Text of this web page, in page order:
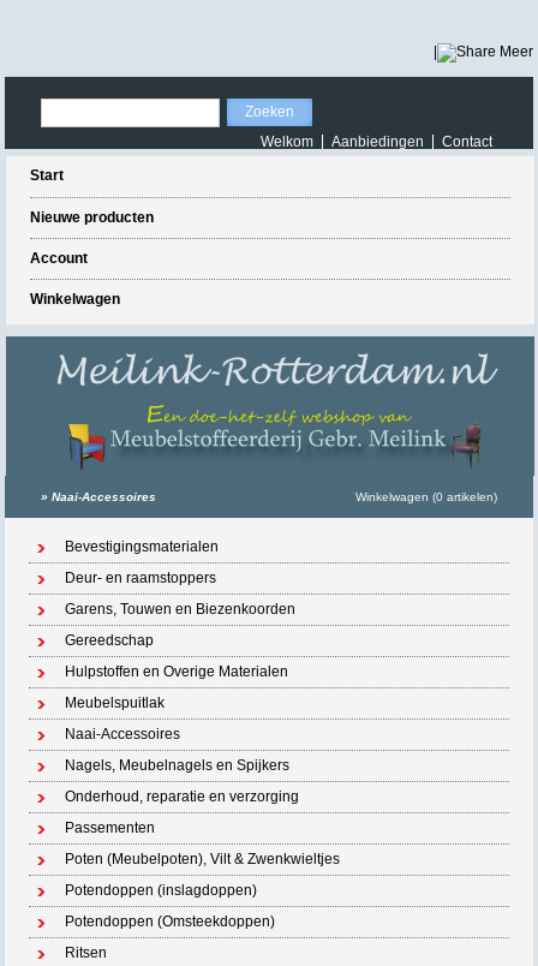
Meer
Welkom Aanbiedingen
Contact
Start
Nieuwe producten
Account
Winkelwagen
»Naai-Accessoires Winkelwagen (0 artikelen)
Bevestigingsmaterialen
Deur- en raamstoppers
Garens, Touwen en Biezenkoorden
Gereedschap
Hulpstoffen en Overige Materialen
Meubelspuitlak
Naai-Accessoires
Nagels, Meubelnagels en Spijkers
Onderhoud, reparatie en verzorging
Passementen
Poten (Meubelpoten), Vilt & Zwenkwieltjes
Potendoppen (inslagdoppen)
Potendoppen (Omsteekdoppen)
Ritsen